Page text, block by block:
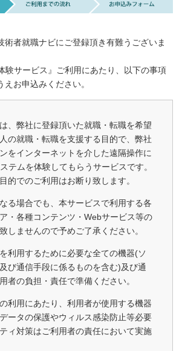
術者就職ナビにご登録頂き有難うございま
験サービス』ご利用にあたり、以下の事項
お申込みください。
、弊社に登録頂いた就職・転職を希望
の就職・転職を支援する目的で、弊社
をインターネットを介した遠隔操作に
テムを体験してもらうサービスです。
的でのご利用はお断り致します。
る場合でも、本サービスで利用する各
・各種コンテンツ・Webサービス等の
しませんので予めご了承ください。
利用するために必要な全ての機器(ソ
び通信手段に係るものを含む)及び通
者の負担・責任で準備ください。
利用にあたり、利用者が使用する機器
ータの保護やウィルス感染防止等必要
ィ対策はご利用者の責任において実施